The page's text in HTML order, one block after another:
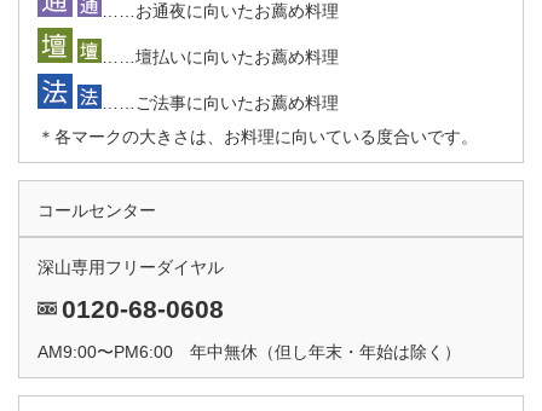
……お通夜に向いたお薦め料理
……壇払いに向いたお薦め料理
……ご法事に向いたお薦め料理
＊各マークの大きさは、お料理に向いている度合いです。
コールセンター
深山専用フリーダイヤル
0120-68-0608
AM9:00〜PM6:00 年中無休（但し年末・年始は除く）